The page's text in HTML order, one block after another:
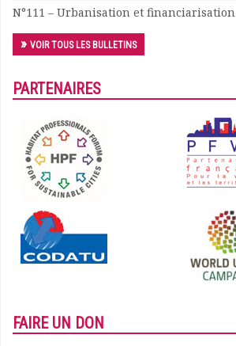
N°111 – Urbanisation et financiarisation
VOIR TOUS LES BULLETINS
PARTENAIRES
FAIRE UN DON